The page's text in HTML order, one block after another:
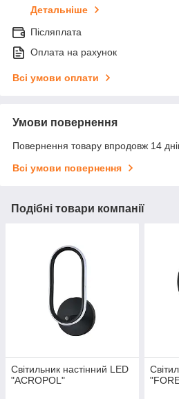
Детальніше
Післяплата
Оплата на рахунок
Всі умови оплати
Умови повернення
Повернення товару впродовж 14
Всі умови повернення
Подібні товари компанії
Світильник настінний LED
"ACROPOL"